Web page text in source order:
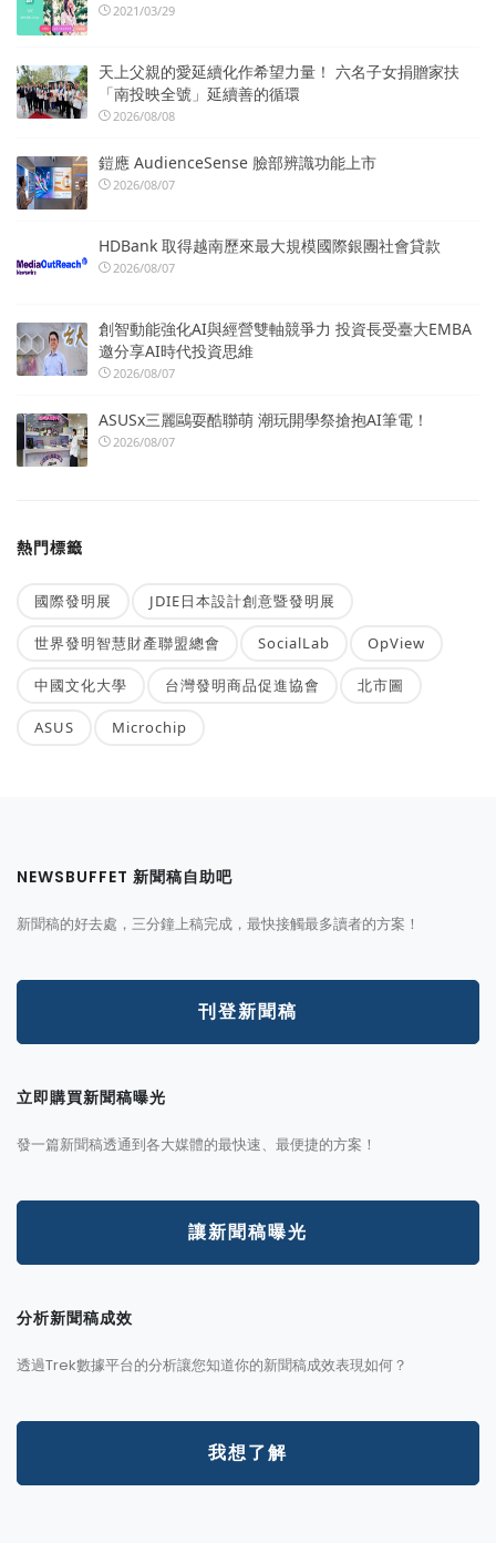
2021/03/29
天上父親的愛延續化作希望力量！ 六名子女捐贈家扶
「南投映全號」延續善的循環
2026/08/08
鎧應 AudienceSense 臉部辨識功能上市
2026/08/07
HDBank 取得越南歷來最大規模國際銀團社會貸款
2026/08/07
創智動能強化AI與經營雙軸競爭力 投資長受臺大EMBA
邀分享AI時代投資思維
2026/08/07
ASUSx三麗鷗耍酷聯萌 潮玩開學祭搶抱AI筆電！
2026/08/07
熱門標籤
國際發明展 JDIE日本設計創意暨發明展
世界發明智慧財產聯盟總會 SocialLab OpView
中國文化大學 台灣發明商品促進協會 北市圖
ASUS Microchip
NEWSBUFFET 新聞稿自助吧
新聞稿的好去處，三分鐘上稿完成，最快接觸最多讀者的方案！
刊登新聞稿
立即購買新聞稿曝光
發一篇新聞稿透通到各大媒體的最快速、最便捷的方案！
讓新聞稿曝光
分析新聞稿成效
透過Trek數據平台的分析讓您知道你的新聞稿成效表現如何？
我想了解